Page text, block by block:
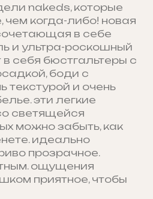
nakeds, которые
когда-либо! новая
в себе
и ультра-роскошный
себя бюстгальтеры с
боди с
текстурой и очень
эти легкие
светящейся
можно забыть, как
идеально
прозрачное.
ощущения
приятное, чтобы